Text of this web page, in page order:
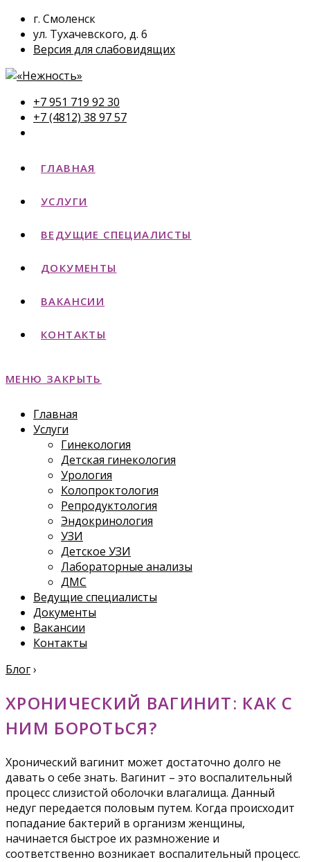
г. Смоленск
ул. Тухачевского, д. 6
Версия для слабовидящих
+7 951 719 92 30
+7 (4812) 38 97 57
ГЛАВНАЯ
УСЛУГИ
ВЕДУЩИЕ СПЕЦИАЛИСТЫ
ДОКУМЕНТЫ
ВАКАНСИИ
КОНТАКТЫ
МЕНЮ ЗАКРЫТЬ
Главная
Услуги
Гинекология
Детская гинекология
Урология
Колопроктология
Репродуктология
Эндокринология
УЗИ
Детское УЗИ
Лабораторные анализы
ДМС
Ведущие специалисты
Документы
Вакансии
Контакты
Блог›
ХРОНИЧЕСКИЙ ВАГИНИТ: КАК С
НИМ БОРОТЬСЯ?
Хронический вагинит может достаточно долго не
давать о себе знать. Вагинит – это воспалительный
процесс слизистой оболочки влагалища. Данный
недуг передается половым путем. Когда происходит
попадание бактерий в организм женщины,
начинается быстрое их размножение и
соответственно возникает воспалительный процесс.